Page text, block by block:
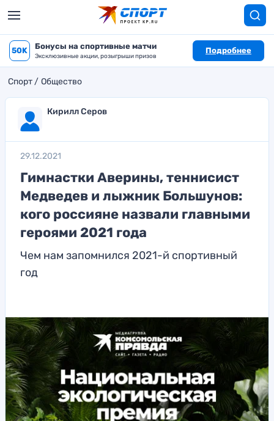
50K Бонусы на спортивные матчи
Эксклюзивные акции, розыгрыши призов
Подробнее
Спорт Общество
Кирилл Серов
29.12.2021
Гимнастки Аверины, теннисист
Медведев и лыжник Большунов:
кого россияне назвали главными
героями 2021 года
Чем нам запомнился 2021-й спортивный
год